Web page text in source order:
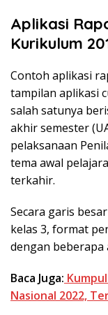
Aplikasi
Kurikulum
Contoh aplikasi
tampilan aplikasi
salah satunya
akhir semester
pelaksanaan
tema awal
terkahir.
Secara garis
kelas 3, format
dengan beberapa
Baca Juga:
Nasional 2022,